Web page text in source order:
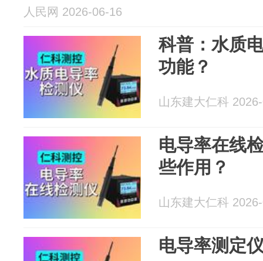
人民网 2026-06-16
科普：水质
功能？
山东建大仁科
电导率在线
些作用？
山东建大仁科
电导率测定